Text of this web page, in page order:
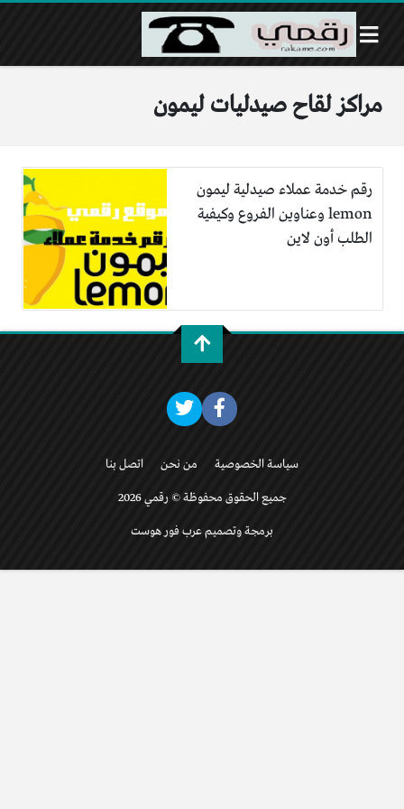
مراكز لقاح صيدليات ليمون
رقم خدمة عملاء صيدلية ليمون
lemon وعناوين الفروع وكيفية
الطلب أون لاين
سياسة الخصوصية من نحن اتصل بنا
جميع الحقوق محفوظة © رقمي 2026
برمجة وتصميم عرب فور هوست